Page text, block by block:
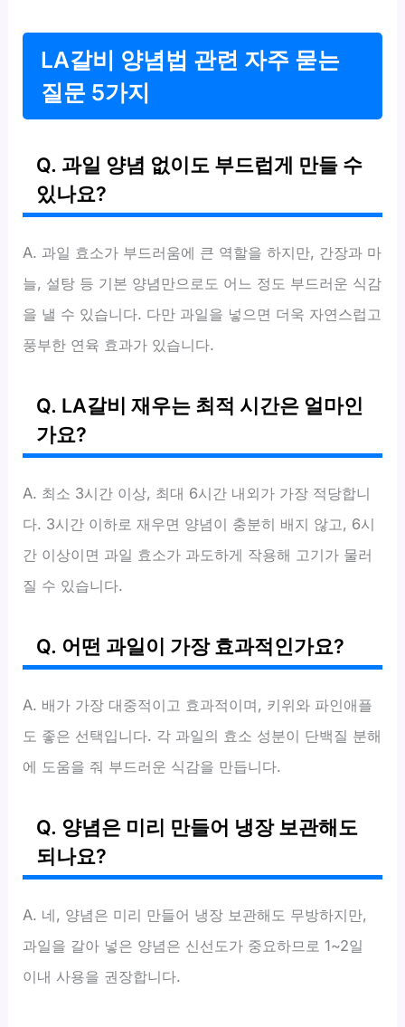
LA갈비 양념법 관련 자주 묻는
질문 5가지
Q. 과일 양념 없이도 부드럽게 만들 수
있나요?
A. 과일 효소가 부드러움에 큰 역할을 하지만, 간장과 마
늘, 설탕 등 기본 양념만으로도 어느 정도 부드러운 식감
을 낼 수 있습니다. 다만 과일을 넣으면 더욱 자연스럽고
풍부한 연육 효과가 있습니다.
Q. LA갈비 재우는 최적 시간은 얼마인
가요?
A. 최소 3시간 이상, 최대 6시간 내외가 가장 적당합니
다. 3시간 이하로 재우면 양념이 충분히 배지 않고, 6시
간 이상이면 과일 효소가 과도하게 작용해 고기가 물러
질 수 있습니다.
Q. 어떤 과일이 가장 효과적인가요?
A. 배가 가장 대중적이고 효과적이며, 키위와 파인애플
도 좋은 선택입니다. 각 과일의 효소 성분이 단백질 분해
에 도움을 줘 부드러운 식감을 만듭니다.
Q. 양념은 미리 만들어 냉장 보관해도
되나요?
A. 네, 양념은 미리 만들어 냉장 보관해도 무방하지만,
과일을 갈아 넣은 양념은 신선도가 중요하므로 1~2일
이내 사용을 권장합니다.